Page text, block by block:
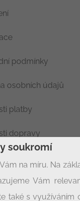
podmínky
osobních údajů
platby
dopravy
soukromí
na míru. Na
Vám
také s